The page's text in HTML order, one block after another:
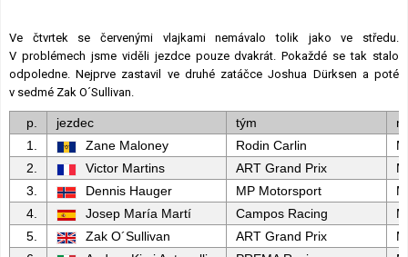
Ve čtvrtek se červenými vlajkami nemávalo tolik jako ve středu.
V problémech jsme viděli jezdce pouze dvakrát. Pokaždé se tak stalo
odpoledne. Nejprve zastavil ve druhé zatáčce Joshua Dürksen a poté
v sedmé Zak O´Sullivan.
p. jezdec tým
1.
Zane Maloney Rodin Carlin
2.
Victor Martins ART Grand Prix
3.
Dennis Hauger MP Motorsport
4.
Josep María Martí Campos Racing
5.
Zak O´Sullivan ART Grand Prix